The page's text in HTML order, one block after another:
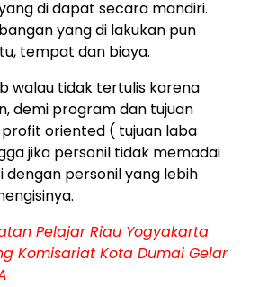
di dapat secara mandiri.
yang di lakukan pun
tempat dan biaya.
walau tidak tertulis karena
demi program dan tujuan
oriented ( tujuan laba
jika personil tidak memadai
dengan personil yang lebih
Pelajar Riau Yogyakarta
Komisariat Kota Dumai Gelar